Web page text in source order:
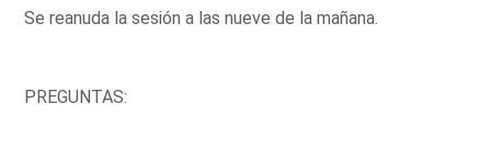
Se reanuda la sesión a las nueve de la mañana.
PREGUNTAS: